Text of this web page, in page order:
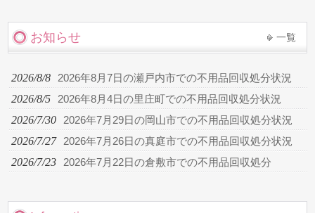
お知らせ 一覧
2026/8/8 2026年8月7日の瀬戸内市での不用品回収処分状況
2026/8/5 2026年8月4日の里庄町での不用品回収処分状況
2026/7/30 2026年7月29日の岡山市での不用品回収処分状況
2026/7/27 2026年7月26日の真庭市での不用品回収処分状況
2026/7/23 2026年7月22日の倉敷市での不用品回収処分